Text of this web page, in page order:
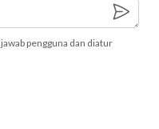
pengguna dan diatur